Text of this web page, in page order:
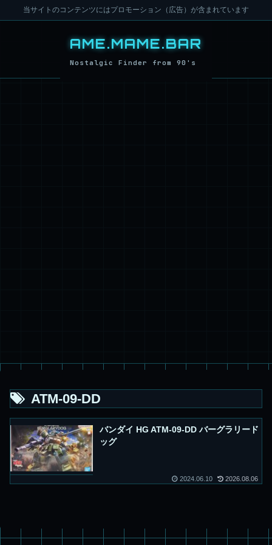
当サイトのコンテンツにはプロモーション（広告）が含まれています
ATM-09-DD
バンダイ HG ATM-09-DD バーグラリード
ッグ
2024.06.10 2026.08.06